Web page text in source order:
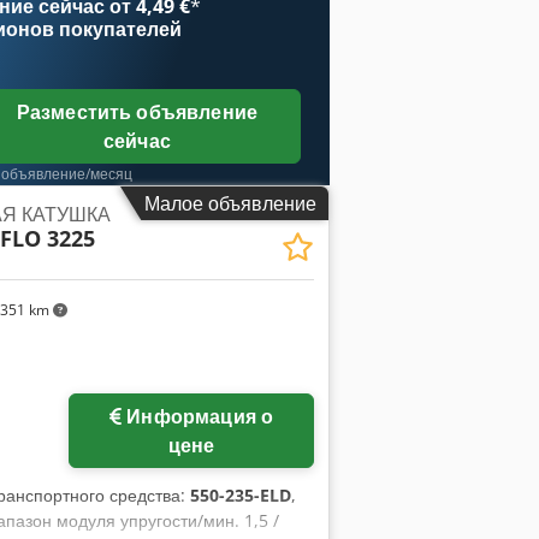
Оставляем за собой право на
продажу!
сейчас от 4,49 €*
покупателей
Разместить объявление
сейчас
месяц
Малое объявление
km
КАТУШКА
3225
цене
средства: 550-235-ELD,
модуля упругости/мин. 1,5 /